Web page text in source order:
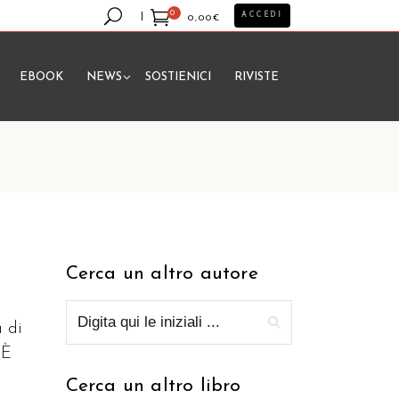
0
0,00€
prodotto nel carrello.
ACCEDI
EBOOK NEWS SOSTIENICI RIVISTE
di
Cerca un altro autore
Cerca un altro libro